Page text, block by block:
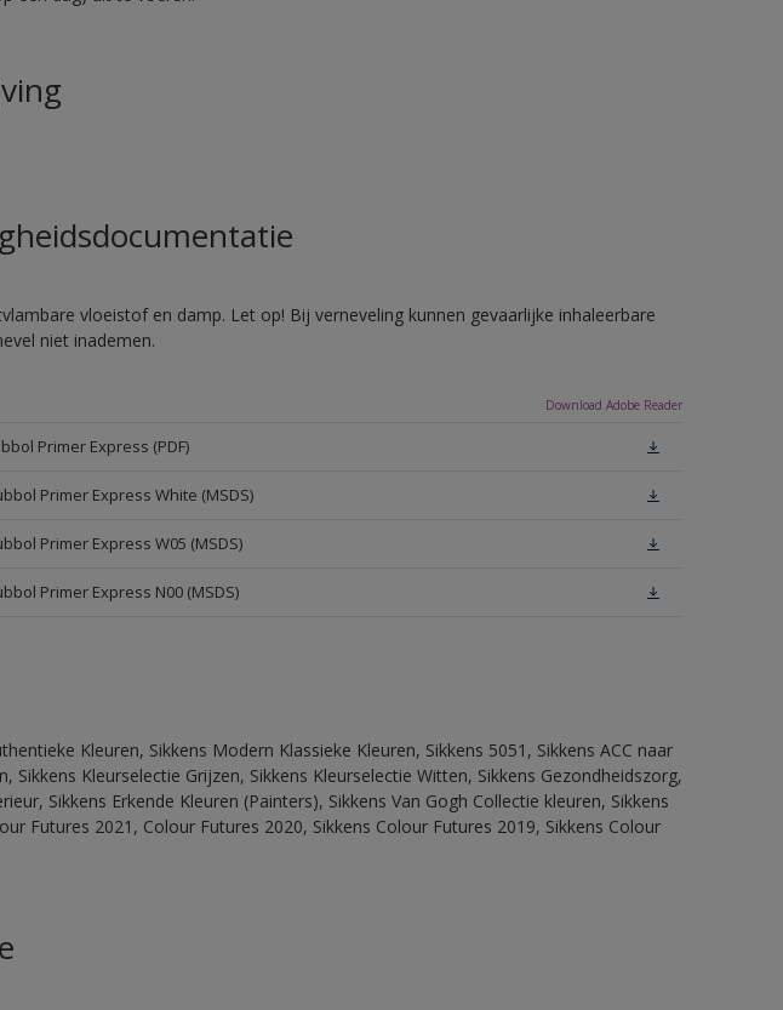
vloeistof en damp. Let op! Bij verneveling kunnen gevaarlijke inhaleerbare
niet inademen.
Download Adobe Reader
Primer Express (PDF)
Primer Express White (MSDS)
Primer Express W05 (MSDS)
Primer Express N00 (MSDS)
Kleuren, Sikkens Modern Klassieke Kleuren, Sikkens 5051, Sikkens ACC naar
Sikkens Kleurselectie Grijzen, Sikkens Kleurselectie Witten, Sikkens Gezondheidszorg,
Sikkens Erkende Kleuren (Painters), Sikkens Van Gogh Collectie kleuren, Sikkens
Futures 2021, Colour Futures 2020, Sikkens Colour Futures 2019, Sikkens Colour